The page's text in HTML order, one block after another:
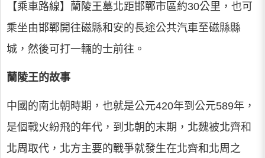
【乘車路線】蘭陵王墓北距邯鄲市區約30公里，也可
乘坐由邯鄲開往磁縣和安的長途公共汽車至磁縣縣
城，然後可打一輛的士前往。
蘭陵王的故事
中國的南北朝時期，也就是公元420年到公元589年，
是個戰火紛飛的年代，到北朝的末期，北魏被北齊和
北周取代，北方主要的戰爭就發生在北齊和北周之